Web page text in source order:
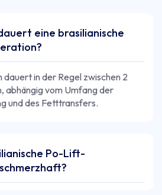
eine brasilianische
in der Regel zwischen 2
abhängig vom Umfang der
und des Fetttransfers.
Po-Lift-